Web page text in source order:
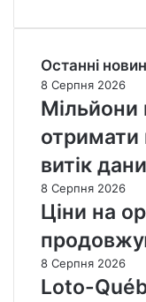
Останні
8 Серпня 2026
Мільйони
отримати
витік
8 Серпня 2026
Ціни на
8 Серпня 2026
Loto-